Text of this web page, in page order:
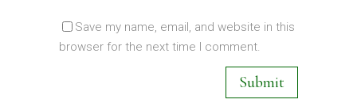
Save my name, email, and website in this
browser for the next time I comment.